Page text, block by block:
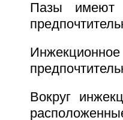
Пазы
Вокруг